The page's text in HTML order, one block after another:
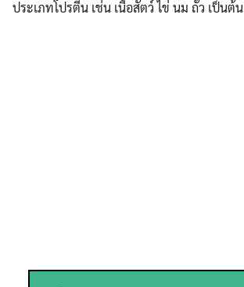
ประเภทโปรตีน เช่น เนื้อสัตว์ ไข่ นม ถั่ว เป็นต้น